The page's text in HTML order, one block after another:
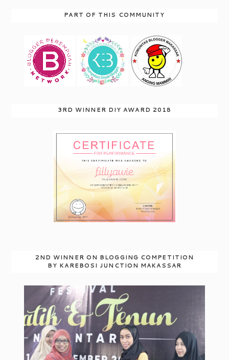
PART OF THIS COMMUNITY
3RD WINNER DIY AWARD 2018
2ND WINNER ON BLOGGING COMPETITION
BY KAREBOSI JUNCTION MAKASSAR